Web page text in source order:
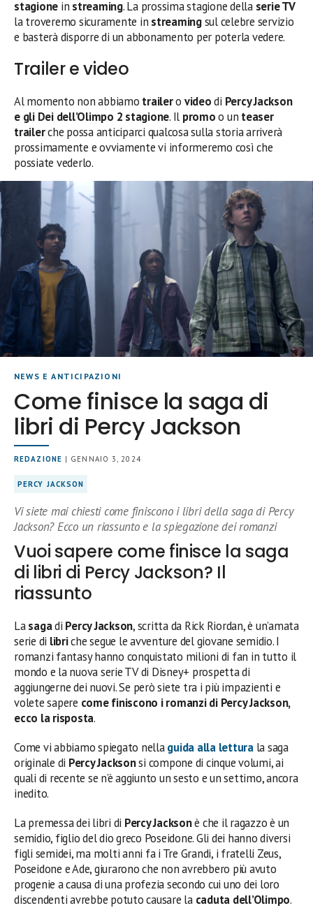
stagione in streaming. La prossima stagione della serie TV
la troveremo sicuramente in streamingsul celebre servizio
e basterà disporre di un abbonamento per poterla vedere.
Trailer e video
Al momento non abbiamo trailero videodi Percy Jackson
e gli Dei dell’Olimpo 2 stagione. Il promoo un teaser
trailerche possa anticiparci qualcosa sulla storia arriverà
prossimamente e ovviamente vi informeremo così che
possiate vederlo.
NEWS E ANTICIPAZIONI
Come finisce la saga di
libri di Percy Jackson
REDAZIONE | GENNAIO 3, 2024
PERCY JACKSON
Vi siete mai chiesti come finiscono i libri della saga di Percy
Jackson? Ecco un riassunto e la spiegazione dei romanzi
Vuoi sapere come finisce la saga
di libri di Percy Jackson? Il
riassunto
Lasagadi Percy Jackson, scritta da Rick Riordan, è un’amata
serie di libriche segue le avventure del giovane semidio. I
romanzi fantasy hanno conquistato milioni di fan in tutto il
mondo e la nuova serie TV di Disney+ prospetta di
aggiungerne dei nuovi. Se però siete tra i più impazienti e
volete sapere come finiscono i romanzi di Percy Jackson,
ecco la risposta.
Come vi abbiamo spiegato nellaguida alla letturala saga
originale di Percy Jacksonsi compone di cinque volumi, ai
quali di recente se n’è aggiunto un sesto e un settimo, ancora
inedito.
La premessa dei libri di Percy Jacksonè che il ragazzo è un
semidio, figlio del dio greco Poseidone. Gli dei hanno diversi
figli semidei, ma molti anni fa i Tre Grandi, i fratelli Zeus,
Poseidone e Ade, giurarono che non avrebbero più avuto
progenie a causa di una profezia secondo cui uno dei loro
discendenti avrebbe potuto causare la caduta dell’Olimpo.